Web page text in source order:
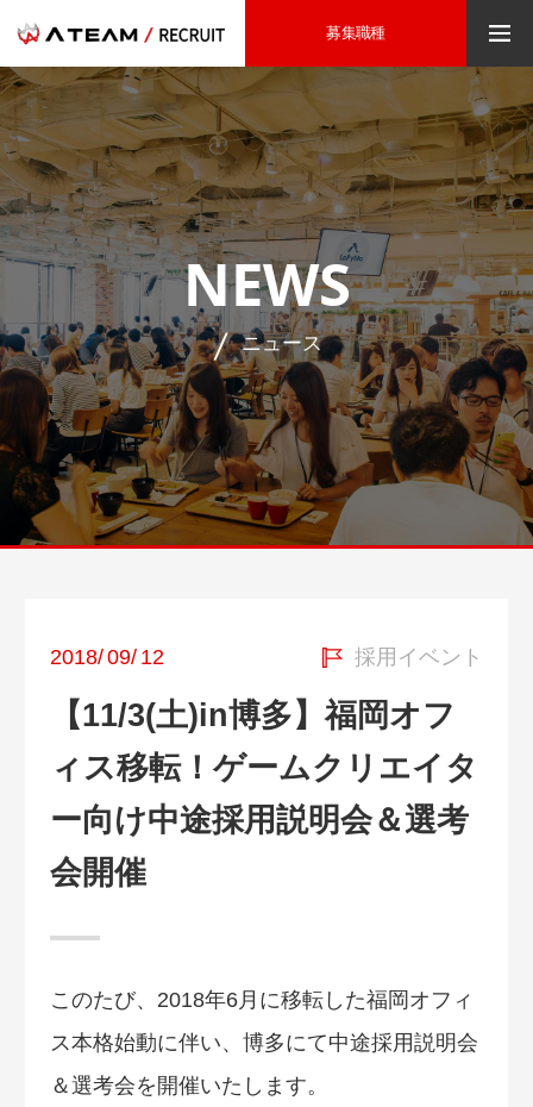
募集職種
NEWS
ニュース
採用イベント
2018/09/ 12
【11/3(土)in博多】福岡オフ
ィス移転！ゲームクリエイタ
ー向け中途採用説明会＆選考
会開催
このたび、2018年6月に移転した福岡オフィ
ス本格始動に伴い、博多にて中途採用説明会
＆選考会を開催いたします。